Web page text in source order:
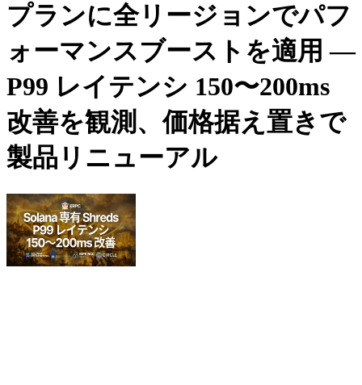
プランに全リージョンでパフ
ォーマンスブーストを適用 —
P99 レイテンシ 150〜200ms
改善を観測、価格据え置きで
製品リニューアル